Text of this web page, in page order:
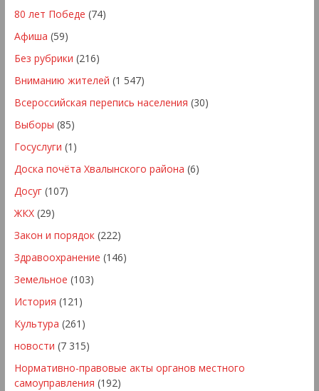
80 лет Победе (74)
Афиша (59)
Без рубрики (216)
Вниманию жителей (1 547)
Всероссийская перепись населения (30)
Выборы (85)
Госуслуги (1)
Доска почёта Хвалынского района (6)
Досуг(107)
ЖКХ(29)
Закон и порядок(222)
Здравоохранение (146)
Земельное (103)
История (121)
Культура (261)
новости (7 315)
Нормативно-правовые акты органов местного
самоуправления (192)